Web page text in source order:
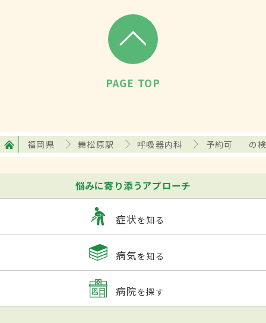
PAGE TOP
福岡県 舞松原駅 呼吸器内科 予約可 の
悩みに寄り添うアプローチ
症状を知る
病気を知る
病院を探す